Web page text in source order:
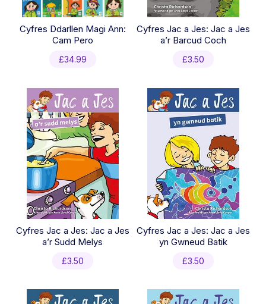
Cyfres Ddarllen Magi Ann:
Cam Pero
£34.99
Cyfres Jac a Jes: Jac a Jes
a’r Barcud Coch
£3.50
Cyfres Jac a Jes: Jac a Jes
a’r Sudd Melys
£3.50
Cyfres Jac a Jes: Jac a Jes
yn Gwneud Batik
£3.50